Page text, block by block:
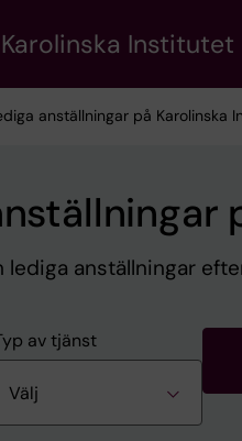
anställningar på Karolinska
lediga anställningar
av tjänst